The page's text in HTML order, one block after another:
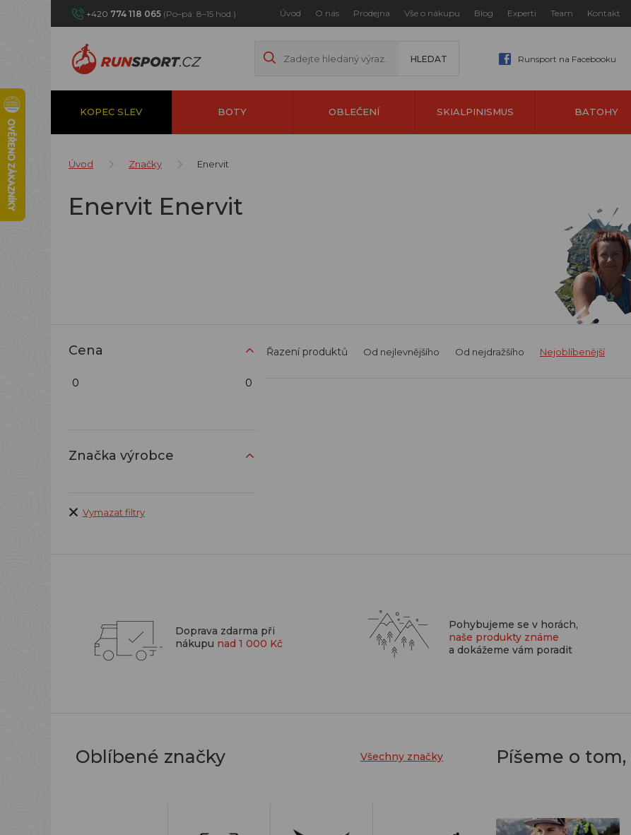
+420 774 118 065 (Po–pá: 8–15 hod.) Úvod O nás Prodejna Vše o nákupu Blog Experti Team Kontakt
Runsport na Facebooku
KOPEC SLEV BOTY OBLEČENÍ SKIALPINISMUS BATOHY
Úvod Značky Enervit
Enervit Enervit
Cena
0 0
Značka výrobce
Vymazat filtry
Řazení produktů Od nejlevnějšího Od nejdražšího Nejoblíbenější
Doprava zdarma při
nákupu nad 1 000 Kč
Pohybujeme se v horách,
naše produkty známe
a dokážeme vám poradit
Oblíbené značky Všechny značky Píšeme o tom,